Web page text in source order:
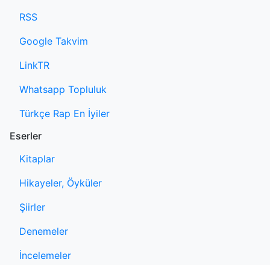
RSS
Google Takvim
LinkTR
Whatsapp Topluluk
Türkçe Rap En İyiler
Eserler
Kitaplar
Hikayeler, Öyküler
Şiirler
Denemeler
İncelemeler